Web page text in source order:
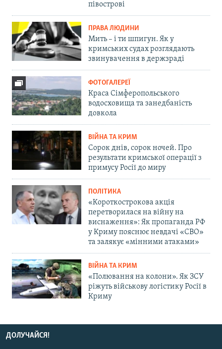
півострові
ПРАВА ЛЮДИНИ
Мить – і ти шпигун. Як у
кримських судах розглядають
звинувачення в держзраді
ФОТОГАЛЕРЕЇ
Краса Сімферопольського
водосховища та занедбаність
довкола
ВІЙНА ТА КРИМ
Сорок днів, сорок ночей. Про
результати кримської операції з
примусу Росії до миру
ПОЛІТИКА
«Короткострокова акція
перетворилася на війну на
виснаження»: Як пропаганда РФ
у Криму пояснює невдачі «СВО»
та залякує «мінними атаками»
ВІЙНА ТА КРИМ
«Полювання на колони». Як ЗСУ
ріжуть військову логістику Росії в
Криму
ДОЛУЧАЙСЯ!